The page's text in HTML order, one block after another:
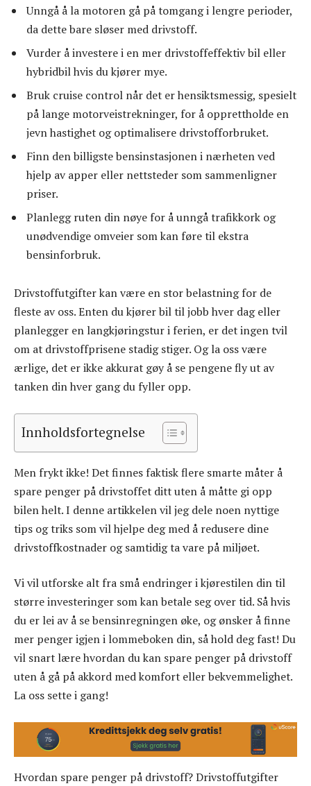
Unngå å la motoren gå på tomgang i lengre perioder,
da dette bare sløser med drivstoff.
Vurder å investere i en mer drivstoffeffektiv bil eller
hybridbil hvis du kjører mye.
Bruk cruise control når det er hensiktsmessig, spesielt
på lange motorveistrekninger, for å opprettholde en
jevn hastighet og optimalisere drivstofforbruket.
Finn den billigste bensinstasjonen i nærheten ved
hjelp av apper eller nettsteder som sammenligner
priser.
Planlegg ruten din nøye for å unngå trafikkork og
unødvendige omveier som kan føre til ekstra
bensinforbruk.
Drivstoffutgifter kan være en stor belastning for de
fleste av oss. Enten du kjører bil til jobb hver dag eller
planlegger en langkjøringstur i ferien, er det ingen tvil
om at drivstoffprisene stadig stiger. Og la oss være
ærlige, det er ikke akkurat gøy å se pengene fly ut av
tanken din hver gang du fyller opp.
Innholdsfortegnelse
Men frykt ikke! Det finnes faktisk flere smarte måter å
spare penger på drivstoffet ditt uten å måtte gi opp
bilen helt. I denne artikkelen vil jeg dele noen nyttige
tips og triks som vil hjelpe deg med å redusere dine
drivstoffkostnader og samtidig ta vare på miljøet.
Vi vil utforske alt fra små endringer i kjørestilen din til
større investeringer som kan betale seg over tid. Så hvis
du er lei av å se bensinregningen øke, og ønsker å finne
mer penger igjen i lommeboken din, så hold deg fast! Du
vil snart lære hvordan du kan spare penger på drivstoff
uten å gå på akkord med komfort eller bekvemmelighet.
La oss sette i gang!
Hvordan spare penger på drivstoff? Drivstoffutgifter